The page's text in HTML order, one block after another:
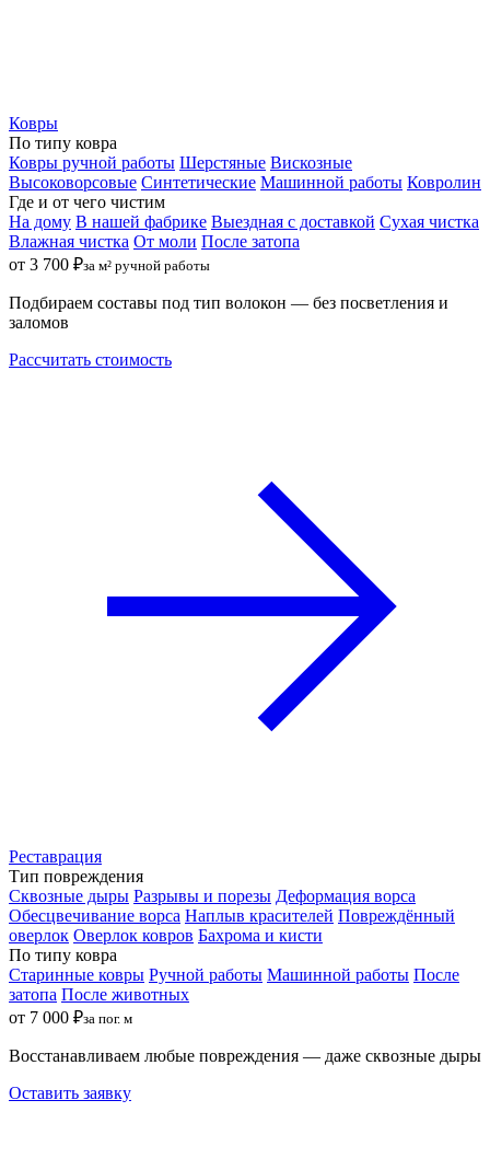
Ковры
По типу ковра
Ковры ручной работы Шерстяные Вискозные
Высоковорсовые Синтетические Машинной работы Ковролин
Где и от чего чистим
На дому В нашей фабрике Выездная с доставкой Сухая чистка
Влажная чистка От моли После затопа
от 3 700 ₽за м² ручной работы
Подбираем составы под тип волокон — без посветления и
заломов
Рассчитать стоимость
Реставрация
Тип повреждения
Сквозные дыры Разрывы и порезы Деформация ворса
Обесцвечивание ворса Наплыв красителей Повреждённый
оверлок Оверлок ковров Бахрома и кисти
По типу ковра
Старинные ковры Ручной работы Машинной работы После
затопа После животных
от 7 000 ₽за пог. м
Восстанавливаем любые повреждения — даже сквозные дыры
Оставить заявку